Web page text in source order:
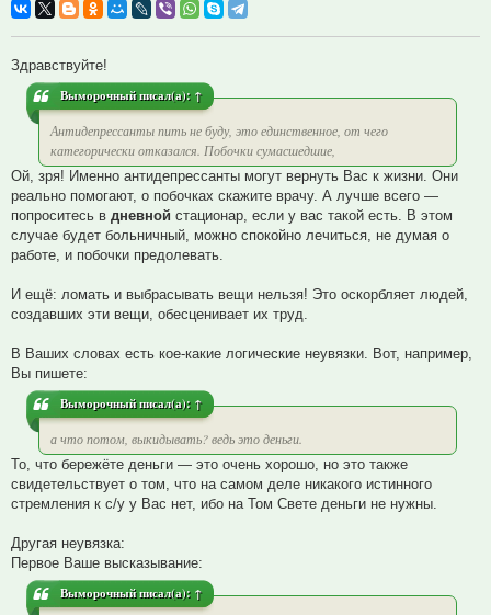
Здравствуйте!
Выморочныйписал(а): ↑
Антидепрессанты пить не буду, это единственное, от чего
категорически отказался. Побочки сумасшедшие,
Ой, зря! Именно антидепрессанты могут вернуть Вас к жизни. Они
реально помогают, о побочках скажите врачу. А лучше всего —
попроситесь в дневной стационар, если у вас такой есть. В этом
случае будет больничный, можно спокойно лечиться, не думая о
работе, и побочки предолевать.
И ещё: ломать и выбрасывать вещи нельзя! Это оскорбляет людей,
создавших эти вещи, обесценивает их труд.
В Ваших словах есть кое-какие логические неувязки. Вот, например,
Вы пишете:
Выморочныйписал(а): ↑
а что потом, выкидывать? ведь это деньги.
То, что бережёте деньги — это очень хорошо, но это также
свидетельствует о том, что на самом деле никакого истинного
стремления к с/у у Вас нет, ибо на Том Свете деньги не нужны.
Другая неувязка:
Первое Ваше высказывание:
Выморочныйписал(а): ↑